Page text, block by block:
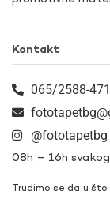
Kontakt
065/2588-471
@fototapetbg
08h – 16h
Trudimo se da u